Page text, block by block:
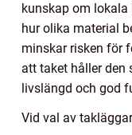
kunskap om lokala
hur olika material
minskar risken för
att taket håller den
livslängd och god
Vid val av